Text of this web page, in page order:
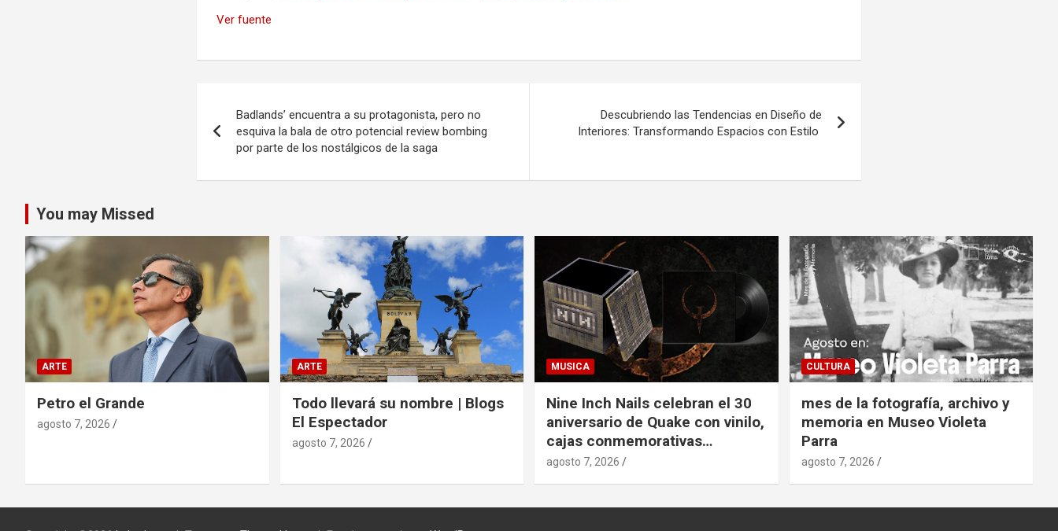
Ver fuente
de
entradas
Badlands’ encuentra a su protagonista, pero no
esquiva la bala de otro potencial review bombing
por parte de los nostálgicos de la saga
Descubriendo las Tendencias en Diseño de
Interiores: Transformando Espacios con Estilo
You may Missed
ARTE
Petro el Grande
agosto 7, 2026
ARTE
Todo llevará su nombre | Blogs
El Espectador
agosto 7, 2026
MUSICA
Nine Inch Nails celebran el 30
aniversario de Quake con vinilo,
cajas conmemorativas…
agosto 7, 2026
CULTURA
mes de la fotografía, archivo y
memoria en Museo Violeta
Parra
agosto 7, 2026